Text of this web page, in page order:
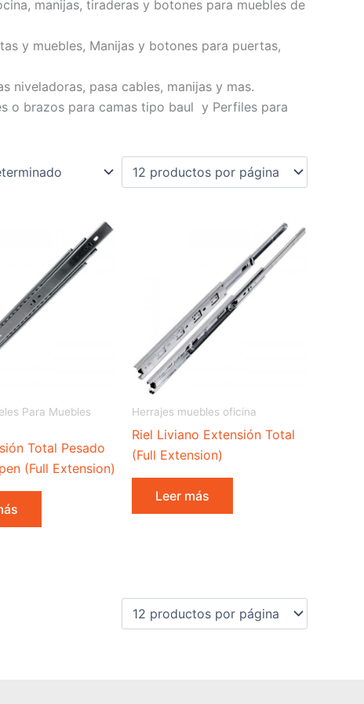
manijas, tiraderas y botones para muebles de
y muebles, Manijas y botones para puertas,
niveladoras, pasa cables, manijas y mas.
o brazos para camas tipo baul y Perfiles para
Para Muebles
Total Pesado
(Full Extension)
Herrajes muebles oficina
Riel Liviano Extensión Total
(Full Extension)
Leer más